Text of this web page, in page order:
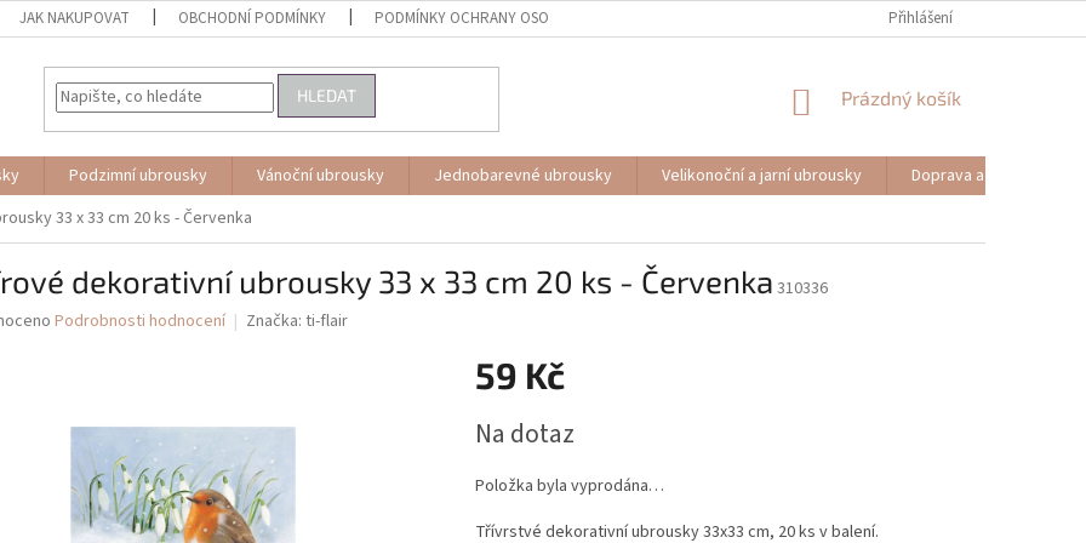
JAK NAKUPOVAT OBCHODNÍ PODMÍNKY PODMÍNKY OCHRANY OSOBNÍCH ÚDAJŮ Přihlášení
HLEDAT
NÁKUPNÍ
Prázdný košík
Podzimní ubrousky Vánoční ubrousky Jednobarevné ubrousky Velikonoční a jarní ubrousky Doprava a platba
33 x 33 cm 20 ks - Červenka
dekorativní ubrousky 33 x 33 cm 20 ks - Červenka 310336
Podrobnosti hodnocení Značka: ti-flair
59 Kč
cena:
Na dotaz
Položka byla vyprodána…
Třívrstvé dekorativní ubrousky 33x33 cm, 20 ks v balení.